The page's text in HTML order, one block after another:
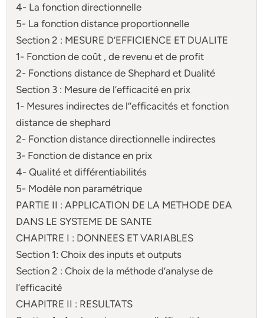
4- La fonction directionnelle
5- La fonction distance proportionnelle
Section 2 : MESURE D’EFFICIENCE ET DUALITE
1- Fonction de coût , de revenu et de profit
2- Fonctions distance de Shephard et Dualité
Section 3 : Mesure de l’efficacité en prix
1- Mesures indirectes de l’’efficacités et fonction
distance de shephard
2- Fonction distance directionnelle indirectes
3- Fonction de distance en prix
4- Qualité et différentiabilités
5- Modèle non paramétrique
PARTIE II : APPLICATION DE LA METHODE DEA
DANS LE SYSTEME DE SANTE
CHAPITRE I : DONNEES ET VARIABLES
Section 1: Choix des inputs et outputs
Section 2 : Choix de la méthode d’analyse de
l’efficacité
CHAPITRE II : RESULTATS